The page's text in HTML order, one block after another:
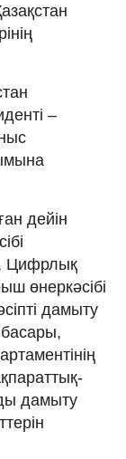
–
дейін
Цифрлық
өнеркәсібі
дамыту
дамыту